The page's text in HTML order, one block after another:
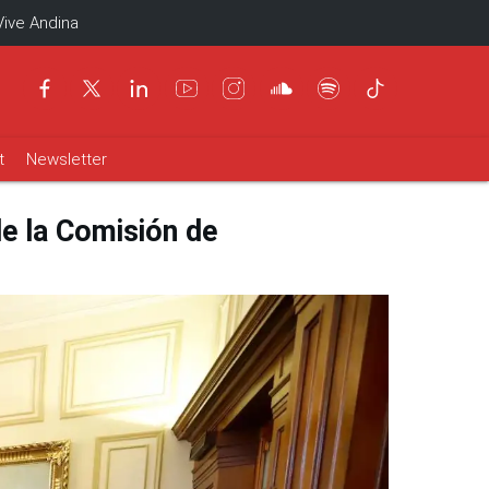
Andina
Newsletter
la Comisión de